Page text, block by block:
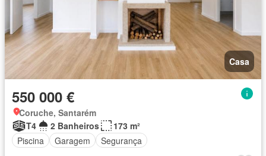
Casa
550 000 €
Coruche, Santarém
T4
2 Banheiros
173 m²
Piscina
Garagem Segurança